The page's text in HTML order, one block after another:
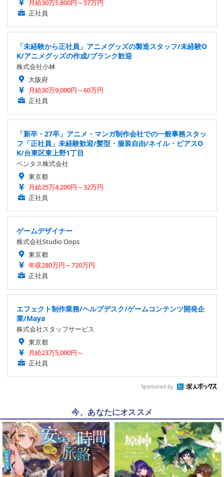
月給30万5,800円～57万円
正社員
「未経験から正社員」アニメグッズの製造スタッフ/未経験O
K/アニメグッズの作成/ブランク歓迎
株式会社小林
大阪府
月給30万9,000円～60万円
正社員
「新卒・27卒」アニメ・マンガ制作会社での一般事務スタッ
フ「正社員」未経験歓迎/髪型・服装自由/ネイル・ピアスO
K/台東区東上野1丁目
ベンタス株式会社
東京都
月給25万4,200円～32万円
正社員
ゲームデザイナー
株式会社Studio Oops
東京都
年収280万円～720万円
正社員
エフェクト制作業務/ヘルプデスク/ゲームコンテンツ開発企
業/Maya
株式会社スタッフサービス
東京都
月給23万5,000円～
正社員
Sponsored by
今、あなたにオススメ